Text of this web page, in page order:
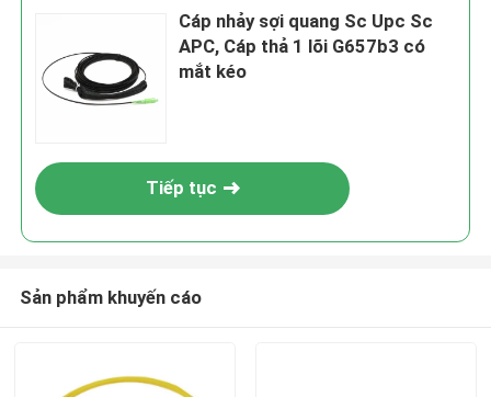
Cáp nhảy sợi quang Sc Upc Sc
APC, Cáp thả 1 lõi G657b3 có
mắt kéo
Tiếp tục
Sản phẩm khuyến cáo